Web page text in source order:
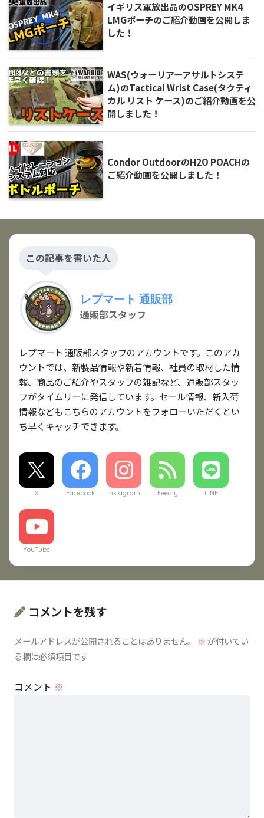
イギリス軍放出品のOSPREY MK4
LMGポーチのご紹介動画を公開しま
した！
WAS(ウォーリアーアサルトシステ
ム)のTactical Wrist Case(タクティ
カル リスト ケース)のご紹介動画を公
開しました！
Condor OutdoorのH2O POACHの
ご紹介動画を公開しました！
この記事を書いた人
レプマート 通販部
通販部スタッフ
レプマート 通販部スタッフのアカウントです。このアカ
ウントでは、新製品情報や新着情報、社員の取材した情
報、商品のご紹介やスタッフの雑記など、通販部スタッ
フがタイムリーに発信しています。セール情報、新入荷
情報などもこちらのアカウントをフォローいただくとい
ち早くキャッチできます。
X Facebook Instagram Feedly LINE
YouTube
コメントを残す
メールアドレスが公開されることはありません。 ※が付いてい
る欄は必須項目です
コメント ※